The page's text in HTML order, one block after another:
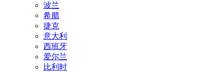
波兰
希腊
捷克
意大利
西班牙
爱尔兰
比利时